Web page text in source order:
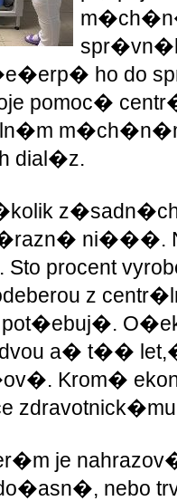
ho do
pomoc�
dial�z.
ni���.
procent
z
a� t��
Krom�
je
nebo